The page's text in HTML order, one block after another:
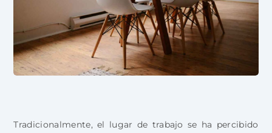
Tradicionalmente, el lugar de trabajo se ha percibido